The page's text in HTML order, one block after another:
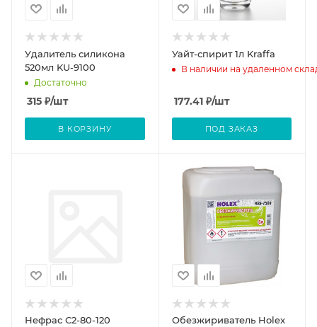
Удалитель силикона
520мл KU-9100
Достаточно
315 ₽/шт
В КОРЗИНУ
Уайт-спирит 1л Kraffa
В наличии на удаленном
177.41₽/шт
ПОД ЗАКАЗ
Нефрас С2-80-120
Обезжириватель Holex